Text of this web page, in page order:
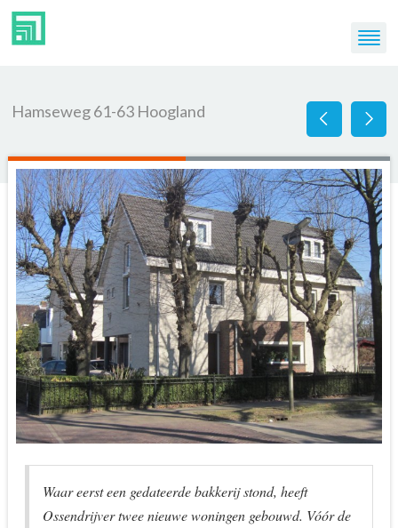
Hamseweg 61-63 Hoogland
Waar eerst een gedateerde bakkerij stond, heeft
Ossendrijver twee nieuwe woningen gebouwd. Vóór de